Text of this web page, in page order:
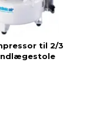
til 2/3